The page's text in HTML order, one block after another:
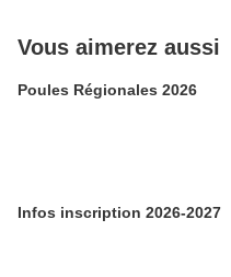
Vous aimerez aussi
Poules Régionales 2026
Infos inscription 2026-2027